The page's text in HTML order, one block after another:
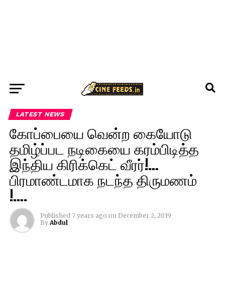
LATEST NEWS
கோப்பையை வென்ற கையோடு
தமிழ்ப்பட நடிகையை கரம்பிடித்த
இந்திய கிரிக்கெட் வீரர்!…
பிரமாண்டமாக நடந்த திருமணம்
!….
Published 7 years ago on December 2, 2019
By Abdul